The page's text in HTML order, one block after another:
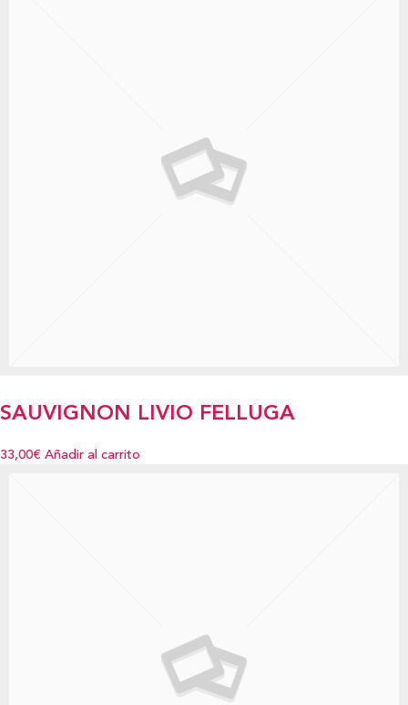
SAUVIGNON LIVIO FELLUGA
33,00€ Añadir al carrito